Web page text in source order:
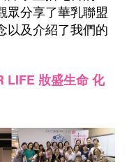
眾分享了華乳聯盟
以及介紹了我們的
LIFE 妝盛生命 化